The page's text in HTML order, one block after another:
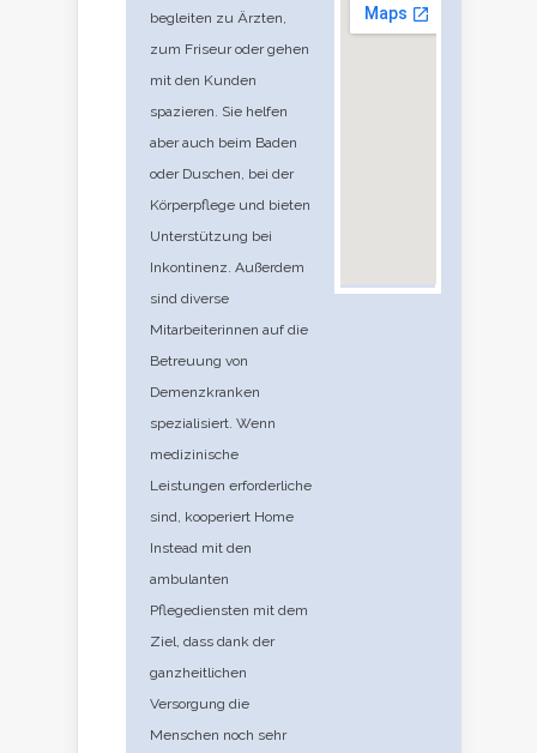
begleiten zu Ärzten,
zum Friseur oder gehen
mit den Kunden
spazieren. Sie helfen
aber auch beim Baden
oder Duschen, bei der
Körperpflege und bieten
Unterstützung bei
Inkontinenz. Außerdem
sind diverse
Mitarbeiterinnen auf die
Betreuung von
Demenzkranken
spezialisiert. Wenn
medizinische
Leistungen erforderliche
sind, kooperiert Home
Instead mit den
ambulanten
Pflegediensten mit dem
Ziel, dass dank der
ganzheitlichen
Versorgung die
Menschen noch sehr